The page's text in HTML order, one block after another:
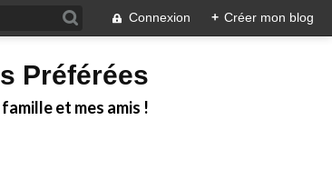
Connexion + Créer mon blog
Préférées
et mes amis !